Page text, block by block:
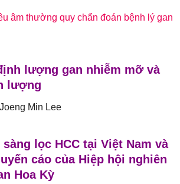
âm thường quy chẩn đoán bệnh lý gan
lượng gan nhiễm mỡ và
lượng
Min Lee
lọc HCC tại Việt Nam và
cáo của Hiệp hội nghiên
Hoa Kỳ